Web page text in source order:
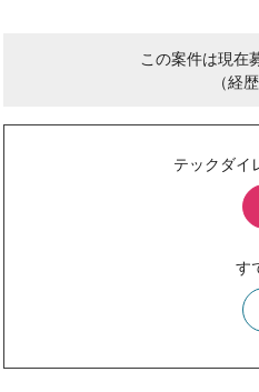
この案件は現在
（経
テックダイ
す